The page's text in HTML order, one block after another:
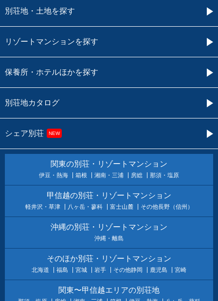
別荘地・土地を探す
リゾートマンションを探す
保養所・ホテルほかを探す
別荘地カタログ
シェア別荘 NEW
関東の別荘・リゾートマンション
伊豆・熱海 箱根 湘南・三浦 房総 那須・塩原
甲信越の別荘・リゾートマンション
軽井沢・草津 八ヶ岳・蓼科 富士山麓 その他長野（信州）
沖縄の別荘・リゾートマンション
沖縄・離島
そのほか別荘・リゾートマンション
北海道 福島 宮城 岩手 その他静岡 鹿児島 宮崎
関東〜甲信越エリアの別荘地